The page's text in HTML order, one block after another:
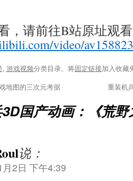
，请前往B站原址观
video/
, 游戏视频分类目录。将固定链接加入收藏
地图的三次元考据 重装机
国产动画：《荒
说：
2日 下午4:39